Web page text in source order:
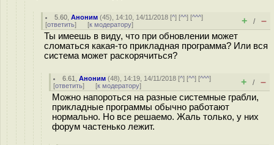
5.60 ,Аноним (45), 14:10, 14/11/2018 [^] [^^] [^^^]
[ответить] [к модератору] + / –
Ты имеешь в виду, что при обновлении может
сломаться какая-то прикладная программа? Или вся
система может раскорячиться?
6.61 ,Аноним (48), 14:19, 14/11/2018 [^] [^^] [^^^]
[ответить] [к модератору] + / –
Можно напороться на разные системные грабли,
прикладные программы обычно работают
нормально. Но все решаемо. Жаль только, у них
форум частенько лежит.